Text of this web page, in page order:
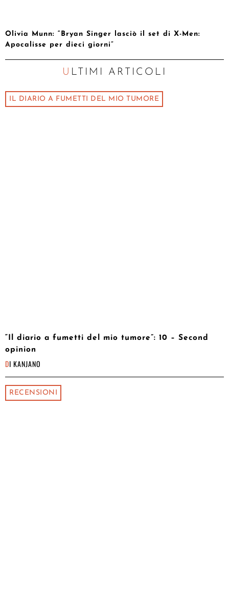
Olivia Munn: “Bryan Singer lasciò il set di X-Men:
Apocalisse per dieci giorni”
ULTIMI ARTICOLI
IL DIARIO A FUMETTI DEL MIO TUMORE
“Il diario a fumetti del mio tumore”: 10 – Second
opinion
DI KANJANO
RECENSIONI